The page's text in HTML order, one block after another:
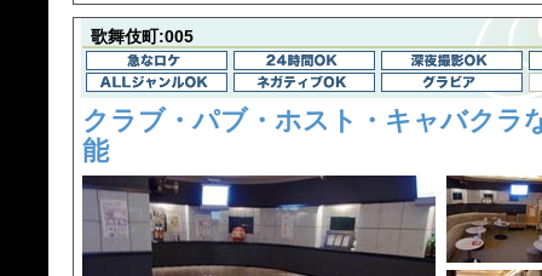
歌舞伎町:005
クラブ・パブ・ホスト・キャバクラ
能